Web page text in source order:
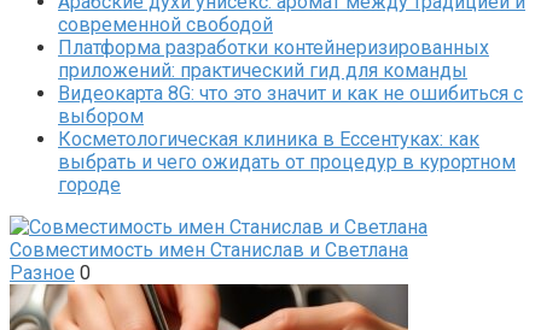
современной свободой
Платформа разработки контейнеризированных
приложений: практический гид для команды
Видеокарта 8G: что это значит и как не ошибиться с
выбором
Косметологическая клиника в Ессентуках: как
выбрать и чего ожидать от процедур в курортном
городе
Совместимость имен Станислав и Светлана
Разное 0